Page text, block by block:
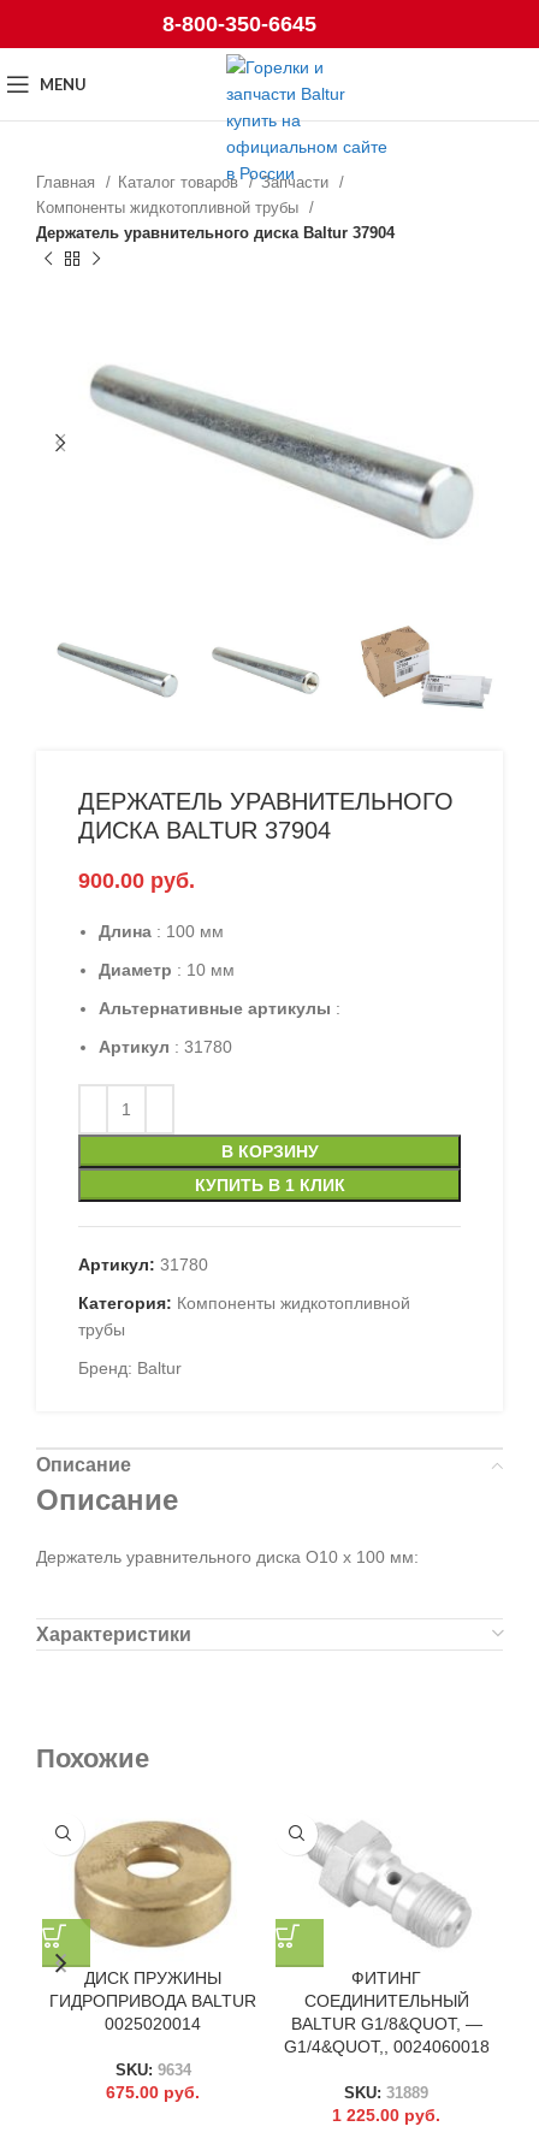
8-800-350-6645
MENU
Главная Каталог товаров
Запчасти
Компоненты жидкотопливной трубы
Держатель уравнительного диска Baltur 37904
ДЕРЖАТЕЛЬ УРАВНИТЕЛЬНОГО
ДИСКА BALTUR 37904
900.00 руб.
Длина : 100 мм
Диаметр : 10 мм
Альтернативные артикулы :
Артикул : 31780
В КОРЗИНУ
КУПИТЬ В 1 КЛИК
Артикул: 31780
Категория: Компоненты жидкотопливной
трубы
Бренд: Baltur
Описание
Описание
Держатель уравнительного диска O10 x 100 мм:
Характеристики
Похожие
ДИСК ПРУЖИНЫ
ГИДРОПРИВОДА BALTUR
0025020014
SKU: 9634
675.00 руб.
ФИТИНГ
СОЕДИНИТЕЛЬНЫЙ
BALTUR G1/8&QUOT, —
G1/4&QUOT,, 0024060018
SKU: 31889
1 225.00 руб.